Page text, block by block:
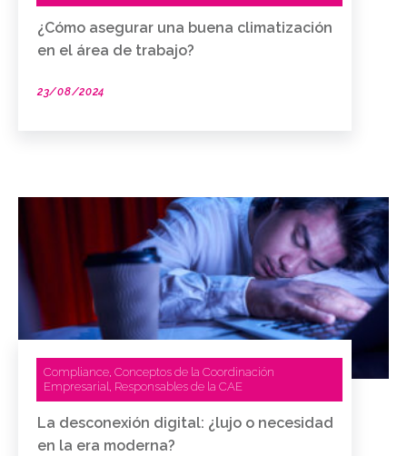
¿Cómo asegurar una buena climatización
en el área de trabajo?
23/08/2024
Compliance, Conceptos de la Coordinación
Empresarial, Responsables de la CAE
La desconexión digital: ¿lujo o necesidad
en la era moderna?